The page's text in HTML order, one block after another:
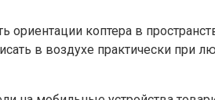
ориентации коптера в
в воздухе практически при